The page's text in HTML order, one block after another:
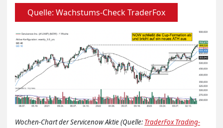
Quelle: Wachstums-Check TraderFox
Wochen-Chart der Servicenow Aktie (Quelle: TraderFox Trading-